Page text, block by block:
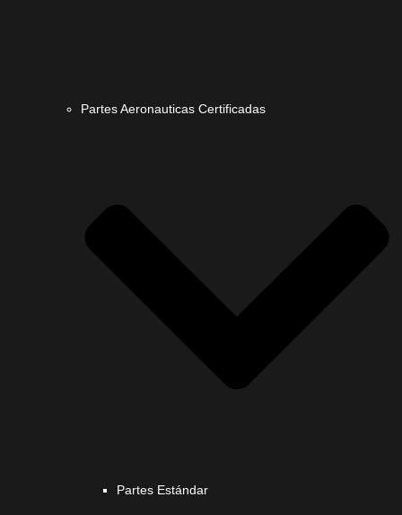
Partes Aeronauticas Certificadas
Partes Estándar